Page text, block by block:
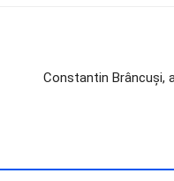
Constantin Brâncuși,